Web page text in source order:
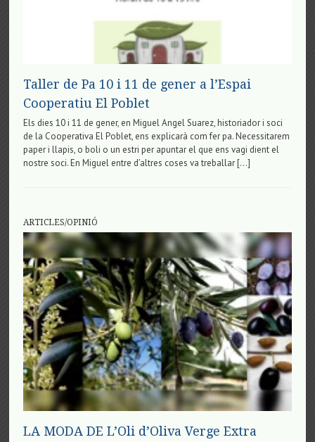
Taller de Pa 10 i 11 de gener a l’Espai
Cooperatiu El Poblet
Els dies 10 i 11 de gener, en Miguel Angel Suarez, historiador i soci
de la Cooperativa El Poblet, ens explicarà com fer pa. Necessitarem
paper i llapis, o boli o un estri per apuntar el que ens vagi dient el
nostre soci. En Miguel entre d’altres coses va treballar […]
ARTICLES/OPINIÓ
LA MODA DE L’Oli d’Oliva Verge Extra